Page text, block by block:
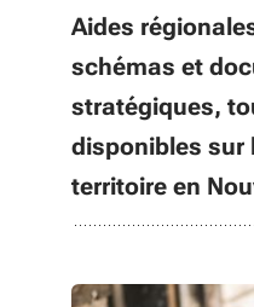
Aides
schémas et
stratégiques,
disponibles sur
territoire en